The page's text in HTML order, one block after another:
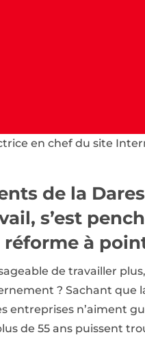
en chef du site
de la
s’est
réforme à
de travailler
? Sachant que
n’aiment
de 55 ans puissent